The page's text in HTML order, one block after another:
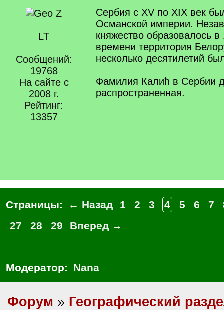
LT
Сообщений:
19768
На сайте с
2008 г.
Рейтинг:
13357
Сербия с XV по XIX век
Османской империи.
княжество образовалось
времени территория
несколько десятилетий
Фамилия Калић в Сербии
распространенная.
Страницы: ← Назад 1 2 3 4 5 6 7
27
28 29 Вперед →
Модератор: Nana
Форум » Географический